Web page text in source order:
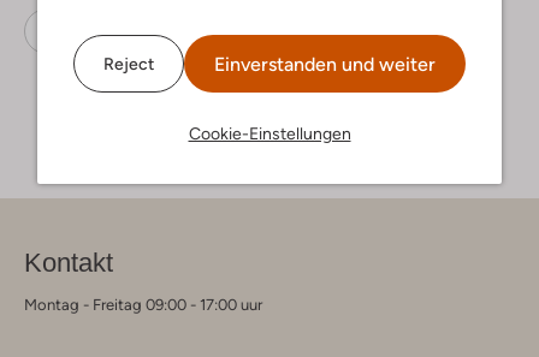
Reject Einverstanden und weiter
Cookie-Einstellungen
Schnürboots Ayana Wildleder
Kontakt
Montag - Freitag 09:00 - 17:00 uur